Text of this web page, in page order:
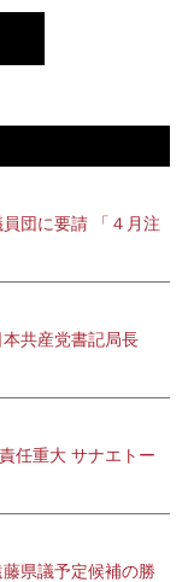
団に要請 「４月注
本共産党書記局長
任重大 サナエトー
県議予定候補の勝